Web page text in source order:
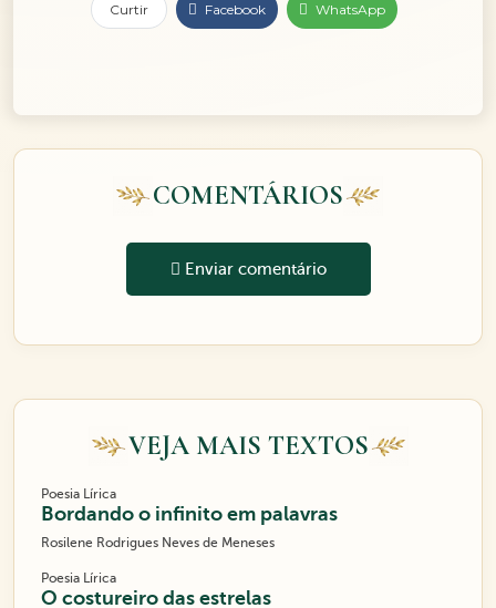
Curtir Facebook WhatsApp
COMENTÁRIOS
Enviar comentário
VEJA MAIS TEXTOS
Poesia Lírica
Bordando o infinito em palavras
Rosilene Rodrigues Neves de Meneses
Poesia Lírica
O costureiro das estrelas